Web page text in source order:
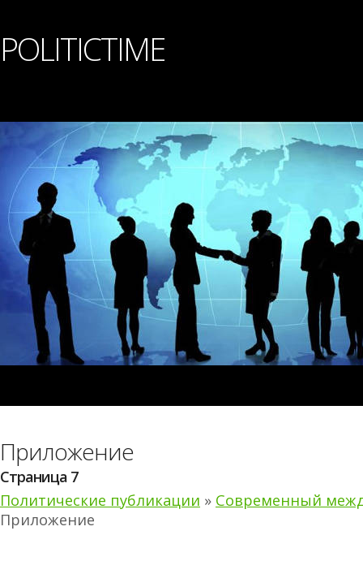
POLITICTIME
Приложение
Страница 7
Политические публикации » Современный
Приложение